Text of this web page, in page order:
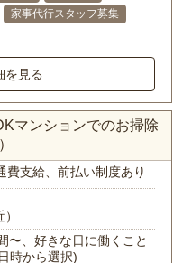
家事代行スタッフ募集
を見る
マンションでのお掃除
費支給、前払い制度あり
〜、好きな日に働くこと
時から選択)